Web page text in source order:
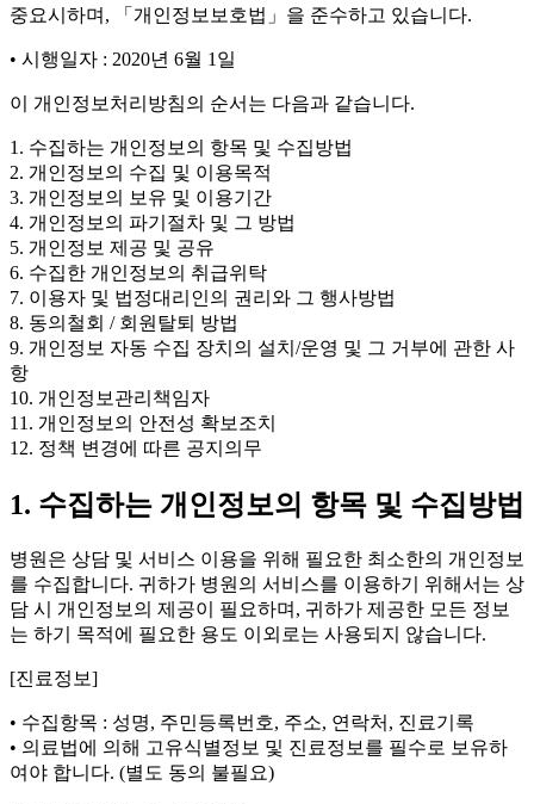
중요시하며, 「개인정보보호법」을 준수하고 있습니다.
• 시행일자 : 2020년 6월 1일
이 개인정보처리방침의 순서는 다음과 같습니다.
1. 수집하는 개인정보의 항목 및 수집방법
2. 개인정보의 수집 및 이용목적
3. 개인정보의 보유 및 이용기간
4. 개인정보의 파기절차 및 그 방법
5. 개인정보 제공 및 공유
6. 수집한 개인정보의 취급위탁
7. 이용자 및 법정대리인의 권리와 그 행사방법
8. 동의철회 / 회원탈퇴 방법
9. 개인정보 자동 수집 장치의 설치/운영 및 그 거부에 관한 사
항
10. 개인정보관리책임자
11. 개인정보의 안전성 확보조치
12. 정책 변경에 따른 공지의무
1. 수집하는 개인정보의 항목 및 수집방법
병원은 상담 및 서비스 이용을 위해 필요한 최소한의 개인정보
를 수집합니다. 귀하가 병원의 서비스를 이용하기 위해서는 상
담 시 개인정보의 제공이 필요하며, 귀하가 제공한 모든 정보
는 하기 목적에 필요한 용도 이외로는 사용되지 않습니다.
[진료정보]
• 수집항목 : 성명, 주민등록번호, 주소, 연락처, 진료기록
• 의료법에 의해 고유식별정보 및 진료정보를 필수로 보유하
여야 합니다. (별도 동의 불필요)